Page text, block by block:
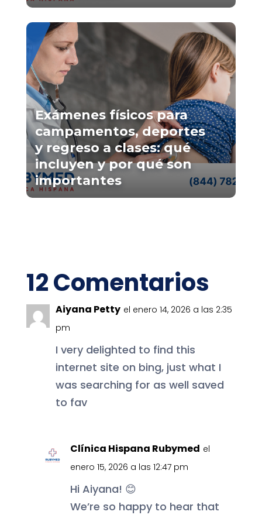
Exámenes físicos para
campamentos, deportes
y regreso a clases: qué
incluyen y por qué son
importantes
12 Comentarios
Aiyana Petty el enero 14, 2026 a las 2:35
pm
I very delighted to find this
internet site on bing, just what I
was searching for as well saved
to fav
Clínica Hispana Rubymed el
enero 15, 2026 a las 12:47 pm
Hi Aiyana! 😊
We’re so happy to hear that